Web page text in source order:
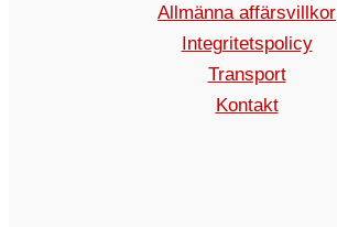
Allmänna affärsvillkor
Integritetspolicy
Transport
Kontakt